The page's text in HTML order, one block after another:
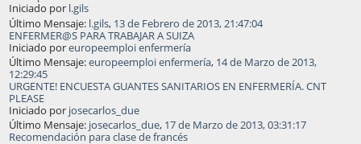
Iniciado por l.gils
Último Mensaje: l.gils, 13 de Febrero de 2013, 21:47:04
ENFERMER@S PARA TRABAJAR A SUIZA
Iniciado poreuropeemploi enfermería
Último Mensaje:europeemploi enfermería, 14 de Marzo de 2013,
12:29:45
URGENTE! ENCUESTA GUANTES SANITARIOS EN ENFERMERÍA. CNT
PLEASE
Iniciado por josecarlos_due
Último Mensaje: josecarlos_due, 17 de Marzo de 2013, 03:31:17
Recomendación para clase de francés